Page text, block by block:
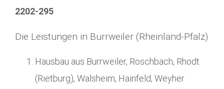
2202-295
Die Leistungen in Burrweiler (Rheinland-Pfalz)
Hausbau aus Burrweiler, Roschbach, Rhodt
(Rietburg), Walsheim, Hainfeld, Weyher